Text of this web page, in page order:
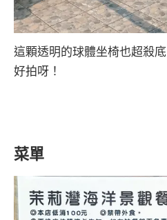
這顆透明的球體坐椅也超殺
好拍呀！
菜單